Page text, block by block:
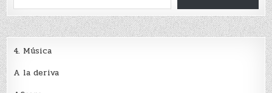
4. Música
A la deriva